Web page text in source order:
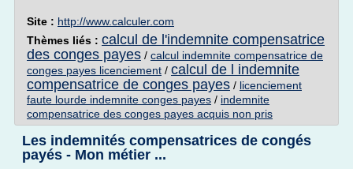
Site : http://www.calculer.com
Thèmes liés : calcul de l'indemnite compensatrice
des conges payes / calcul indemnite compensatrice de
conges payes licenciement / calcul de l indemnite
compensatrice de conges payes / licenciement
faute lourde indemnite conges payes / indemnite
compensatrice des conges payes acquis non pris
Les indemnités compensatrices de congés
payés - Mon métier ...